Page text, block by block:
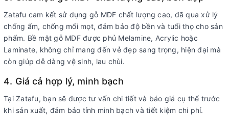
Zatafu cam kết sử dụng gỗ MDF chất lượng cao, đã qua xử lý
chống ẩm, chống mối mọt, đảm bảo độ bền và tuổi thọ cho sản
phẩm. Bề mặt gỗ MDF được phủ Melamine, Acrylic hoặc
Laminate, không chỉ mang đến vẻ đẹp sang trọng, hiện đại mà
còn giúp dễ dàng vệ sinh, lau chùi.
4. Giá cả hợp lý, minh bạch
Tại Zatafu, bạn sẽ được tư vấn chi tiết và báo giá cụ thể trước
khi sản xuất, đảm bảo tính minh bạch và tiết kiệm chi phí.